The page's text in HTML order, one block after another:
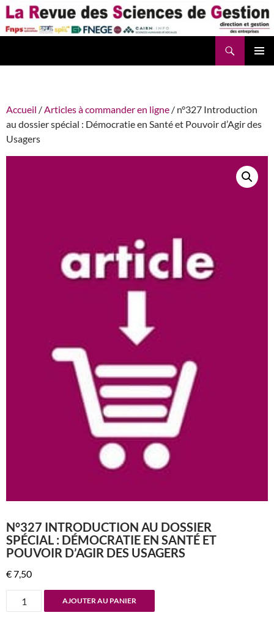
Aller
au
contenu
Accueil /Articles à commander en ligne / n°327 Introduction
au dossier spécial : Démocratie en Santé et Pouvoir d’Agir des
Usagers
N°327 INTRODUCTION AU DOSSIER
SPÉCIAL : DÉMOCRATIE EN SANTÉ ET
POUVOIR D’AGIR DES USAGERS
€7,50
quantité
de
AJOUTER AU PANIER